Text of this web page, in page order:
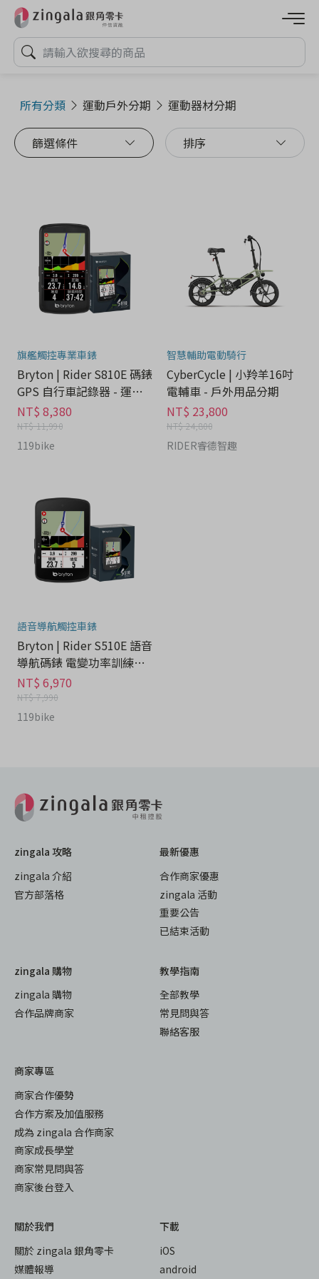
所有分類 運動戶外分期 運動器材分期
篩選條件 排序
旗艦觸控專業車錶
Bryton | Rider S810E 碼錶
GPS 自行車記錄器 - 運動
器材分期
NT$ 8,380
NT$ 11,990
119bike
智慧輔助電動騎行
CyberCycle | 小羚羊16吋
電輔車 - 戶外用品分期
NT$ 23,800
NT$ 24,800
RIDER睿德智趣
語音導航觸控車錶
Bryton | Rider S510E 語音
導航碼錶 電變功率訓練台 -
運動器材分期
NT$ 6,970
NT$ 7,990
119bike
zingala 攻略
zingala 介紹
官方部落格
最新優惠
合作商家優惠
zingala 活動
重要公告
已結束活動
zingala 購物
zingala 購物
合作品牌商家
教學指南
全部教學
常見問與答
聯絡客服
商家專區
商家合作優勢
合作方案及加值服務
成為 zingala 合作商家
商家成長學堂
商家常見問與答
商家後台登入
關於我們
關於 zingala 銀角零卡
媒體報導
下載
iOS
android